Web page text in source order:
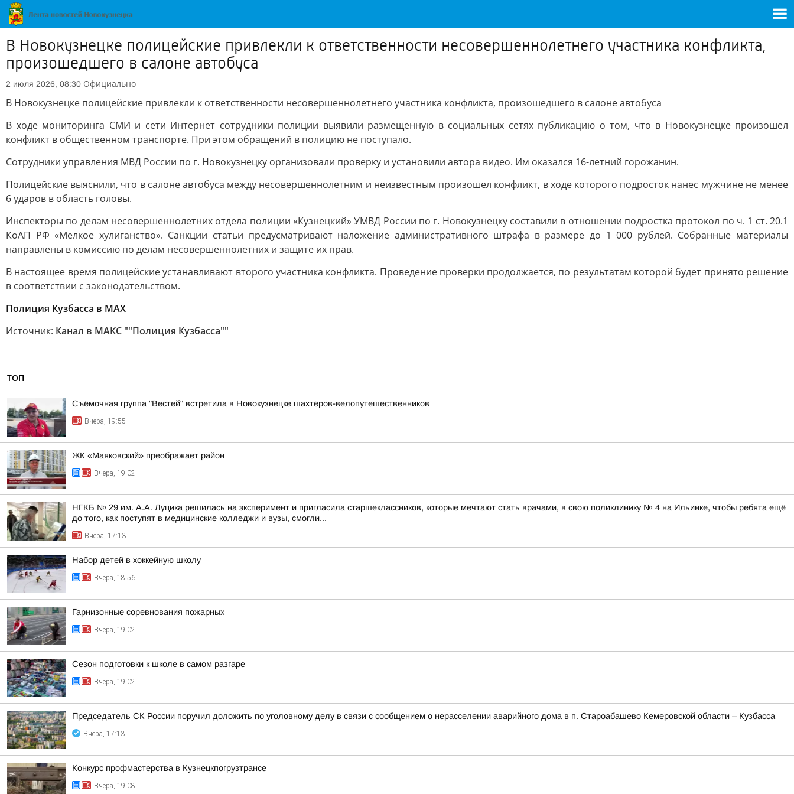
В Новокузнецке полицейские привлекли к ответственности несовершеннолетнего участника конфликта,
произошедшего в салоне автобуса
2 июля 2026, 08:30 Официально
В Новокузнецке полицейские привлекли к ответственности несовершеннолетнего участника конфликта, произошедшего в салоне автобуса
В ходе мониторинга СМИ и сети Интернет сотрудники полиции выявили размещенную в социальных сетях публикацию о том, что в Новокузнецке произошел
конфликт в общественном транспорте. При этом обращений в полицию не поступало.
Сотрудники управления МВД России по г. Новокузнецку организовали проверку и установили автора видео. Им оказался 16-летний горожанин.
Полицейские выяснили, что в салоне автобуса между несовершеннолетним и неизвестным произошел конфликт, в ходе которого подросток нанес мужчине не менее
6 ударов в область головы.
Инспекторы по делам несовершеннолетних отдела полиции «Кузнецкий» УМВД России по г. Новокузнецку составили в отношении подростка протокол по ч. 1 ст. 20.1
КоАП РФ «Мелкое хулиганство». Санкции статьи предусматривают наложение административного штрафа в размере до 1 000 рублей. Собранные материалы
направлены в комиссию по делам несовершеннолетних и защите их прав.
В настоящее время полицейские устанавливают второго участника конфликта. Проведение проверки продолжается, по результатам которой будет принято решение
в соответствии с законодательством.
Полиция Кузбасса в МАХ
Источник: Канал в МАКС ""Полиция Кузбасса""
ТОП
Съёмочная группа "Вестей" встретила в Новокузнецке шахтёров-велопутешественников
Вчера, 19:55
ЖК «Маяковский» преображает район
Вчера, 19:02
НГКБ № 29 им. А.А. Луцика решилась на эксперимент и пригласила старшеклассников, которые мечтают стать врачами, в свою поликлинику № 4 на Ильинке, чтобы ребята ещё
до того, как поступят в медицинские колледжи и вузы, смогли...
Вчера, 17:13
Набор детей в хоккейную школу
Вчера, 18:56
Гарнизонные соревнования пожарных
Вчера, 19:02
Сезон подготовки к школе в самом разгаре
Вчера, 19:02
Председатель СК России поручил доложить по уголовному делу в связи с сообщением о нерасселении аварийного дома в п. Староабашево Кемеровской области – Кузбасса
Вчера, 17:13
Конкурс профмастерства в Кузнецкпогрузтрансе
Вчера, 19:08